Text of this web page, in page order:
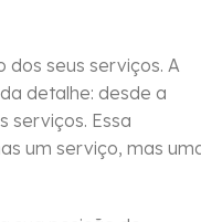
seus serviços. A
detalhe: desde a
serviços. Essa
um serviço, mas